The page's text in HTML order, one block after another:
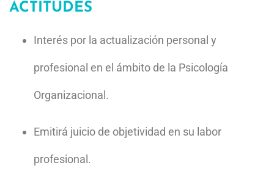
ACTITUDES
Interés por la actualización personal y
profesional en el ámbito de la Psicología
Organizacional.
Emitirá juicio de objetividad en su labor
profesional.